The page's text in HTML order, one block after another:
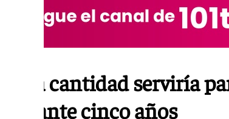
Esta cantidad serviría
durante cinco años